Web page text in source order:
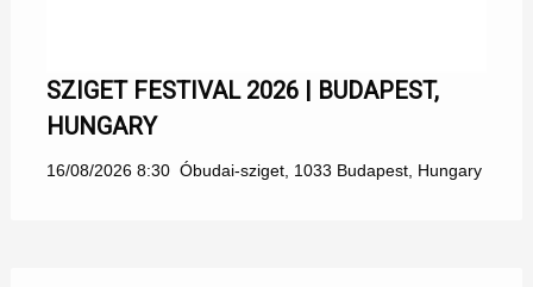
SZIGET FESTIVAL 2026 | BUDAPEST,
HUNGARY
16/08/2026 8:30 Óbudai-sziget, 1033 Budapest, Hungary